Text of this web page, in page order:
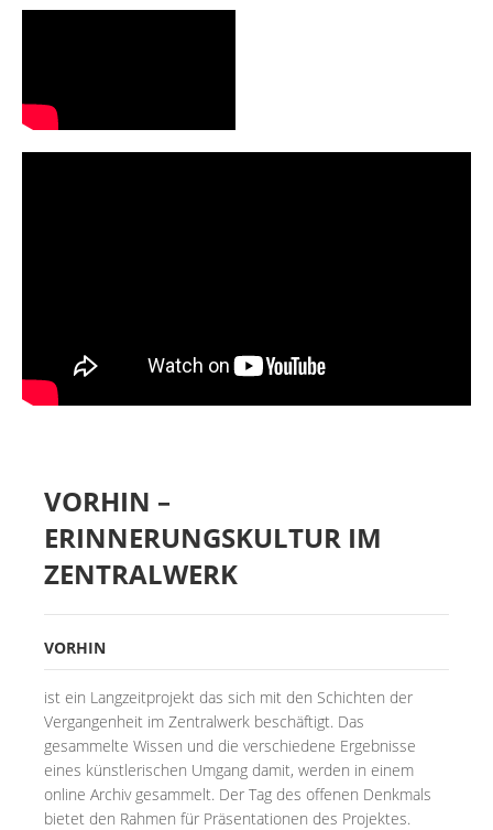
VORHIN –
ERINNERUNGSKULTUR IM
ZENTRALWERK
VORHIN
ist ein Langzeitprojekt das sich mit den Schichten der
Vergangenheit im Zentralwerk beschäftigt. Das
gesammelte Wissen und die verschiedene Ergebnisse
eines künstlerischen Umgang damit, werden in einem
online Archiv gesammelt. Der Tag des offenen Denkmals
bietet den Rahmen für Präsentationen des Projektes.